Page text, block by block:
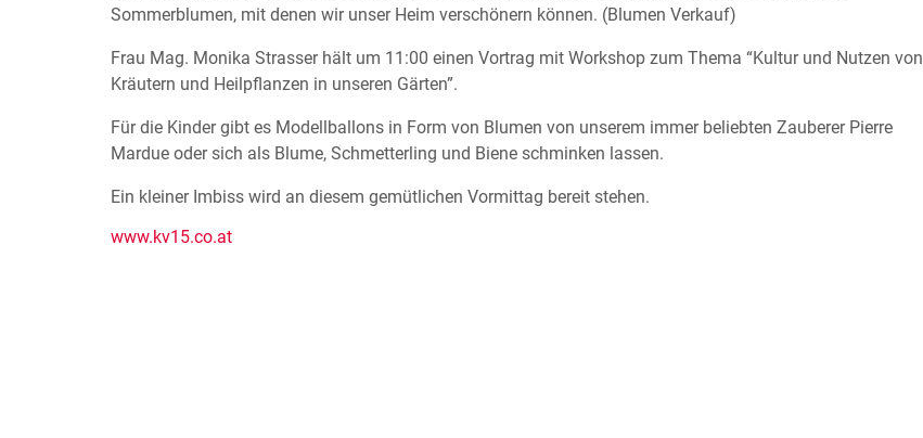
Sommerblumen, mit denen wir unser Heim verschönern können. (Blumen Verkauf)
Frau Mag. Monika Strasser hält um 11:00 einen Vortrag mit Workshop zum Thema “Kultur und Nutzen von
Kräutern und Heilpflanzen in unseren Gärten”.
Für die Kinder gibt es Modellballons in Form von Blumen von unserem immer beliebten Zauberer Pierre
Mardue oder sich als Blume, Schmetterling und Biene schminken lassen.
Ein kleiner Imbiss wird an diesem gemütlichen Vormittag bereit stehen.
www.kv15.co.at